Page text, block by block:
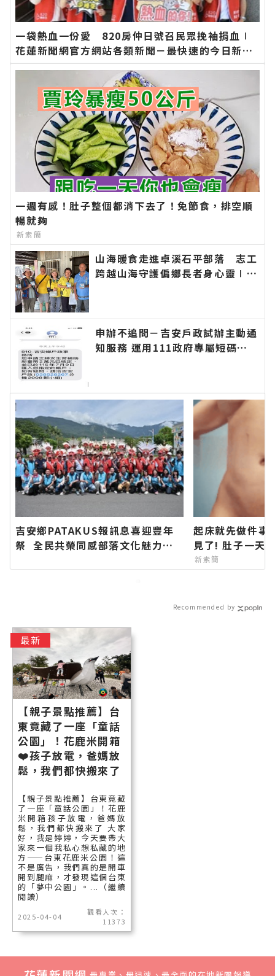
一袋熱血一份愛 820房仲日號召民眾挽袖捐血∣
花蓮新聞網官方網站各類新聞－最快速的今日新聞
報導 最新的在地資訊！
一週有感！肚子整個都消下去了！免節食，排空順
暢就夠
新素簡
山海暖食走進卓溪石平部落 志工
跨越山海守護偏鄉長者身心靈∣花
訊！
申辦不追問－吉安戶政試辦主動通
知服務 運用111政府專屬短碼簡
的今日新聞報導 最新的在地資
訊！
吉安鄉PATAKUS報訊息喜迎豐年
祭 全民共榮同感部落文化魅力∣
快速的今日新聞報導 最新的在地資
起床就先做件事
見了! 肚子一天
新素簡
Recommended by
最新
【親子景點推薦】台
東竟藏了一座「童話
公園」！花鹿米開箱
❤️孩子放電，爸媽放
鬆，我們都快搬來了
【親子景點推薦】台東竟藏
了一座「童話公園」！花鹿
米開箱孩子放電，爸媽放
鬆，我們都快搬來了 大家
好，我是婷婷，今天要帶大
家來一個我私心想私藏的地
方——台東花鹿米公園！這
不是廣告，我們真的是開車
開到腿麻，才發現這個台東
的「夢中公園」。...（繼續
閱讀）
2025-04-04
觀看人次：
11373